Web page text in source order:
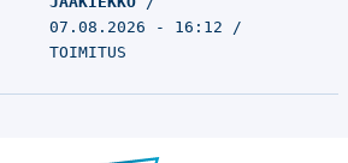
07.08.2026 - 16:12
TOIMITUS